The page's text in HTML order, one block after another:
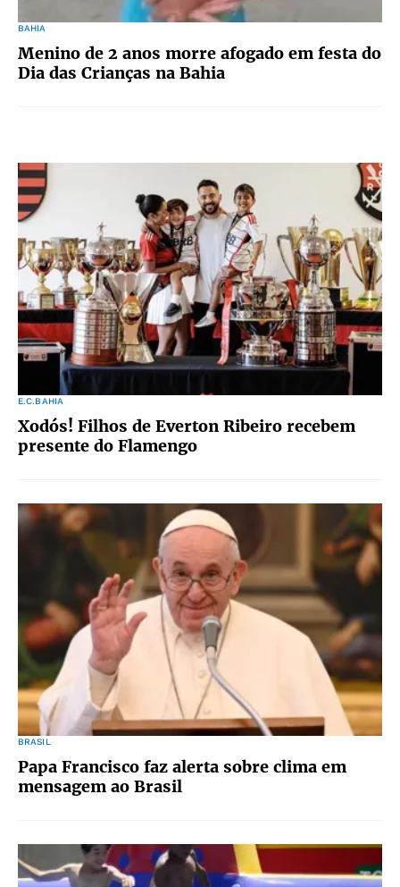
BAHIA
Menino de 2 anos morre afogado em festa do
Dia das Crianças na Bahia
E.C.BAHIA
Xodós! Filhos de Everton Ribeiro recebem
presente do Flamengo
BRASIL
Papa Francisco faz alerta sobre clima em
mensagem ao Brasil